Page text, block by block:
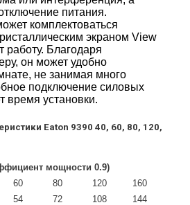
питания.
комплектоваться
экраном View
работу. Благодаря
он может удобно
не занимая много
подключение силовых
время установки.
Eaton 9390 40, 60, 80, 120,
мощности 0.9)
60 80 120
160
54 72 108
144